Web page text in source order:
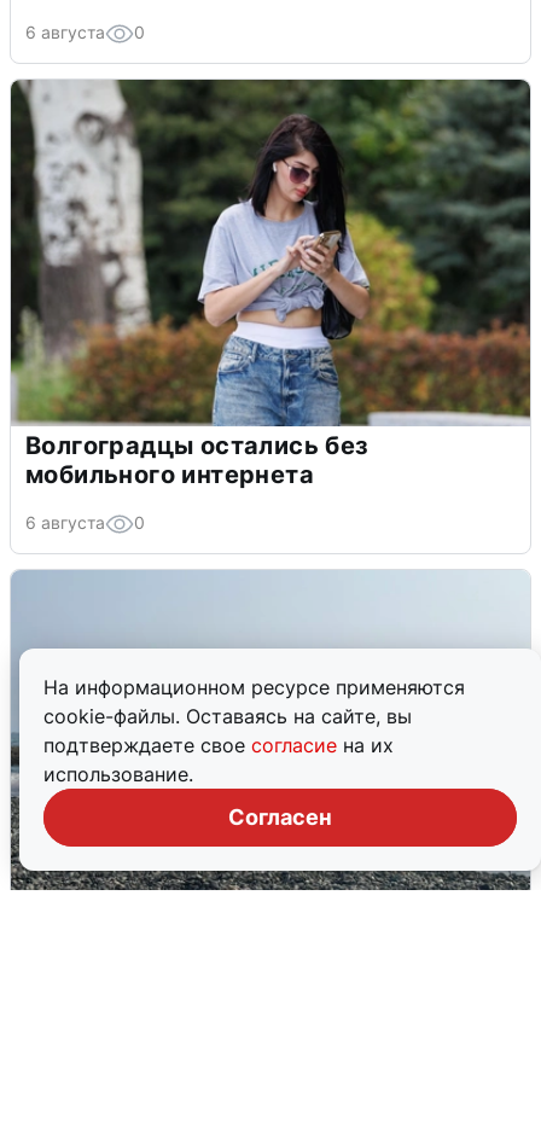
На информационном ресурсе применяются
cookie-файлы. Оставаясь на сайте, вы
подтверждаете свое согласие на их
использование.
Согласен
6 августа 0
Волгоградцы остались без
мобильного интернета
6 августа 0